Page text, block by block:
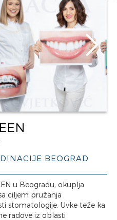
BEOGRAD
u Beogradu, okuplja
ciljem pružanja
stomatologije. Uvke teže ka
radove iz oblasti